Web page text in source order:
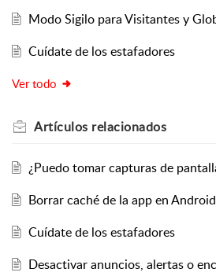
Modo Sigilo para Visitantes y
Cuídate de los estafadores
Ver todo
Artículos relacionados
¿Puedo tomar capturas de
Borrar caché de la app en Android
Cuídate de los estafadores
Desactivar anuncios, alertas o